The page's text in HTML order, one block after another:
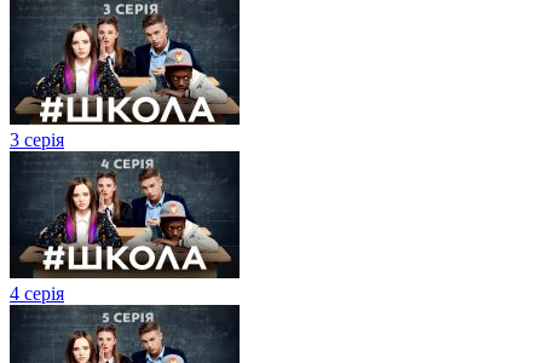
3 серія
4 серія